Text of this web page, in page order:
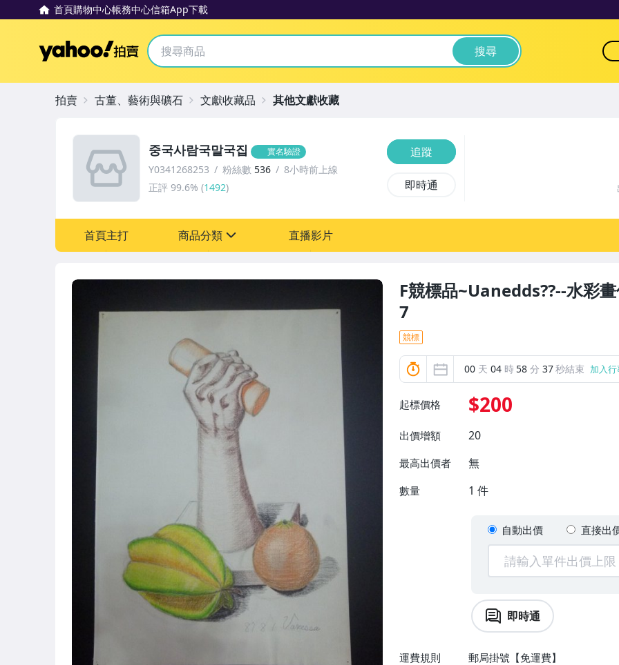
首頁購物中心帳務中心信箱App下載
Yahoo拍賣 搜尋
F競標品~Uanedds??--水彩
7
競標
00 天 04 時 58 分 35秒結束 加入
起標價格 $200
出價增額 20
最高出價者 無
數量 1 件
自動出價 直接出
即時通
運費規則
郵局掛號【免運費】
중국사람국말국집 實名驗證
Y0341268253 粉絲數 536
8小時前上線
正評 99.6% (1492)
追蹤
即時通
首頁主打 商品分類 直播影片
拍賣 古董、藝術與礦石 文獻收藏品 其他文獻收藏